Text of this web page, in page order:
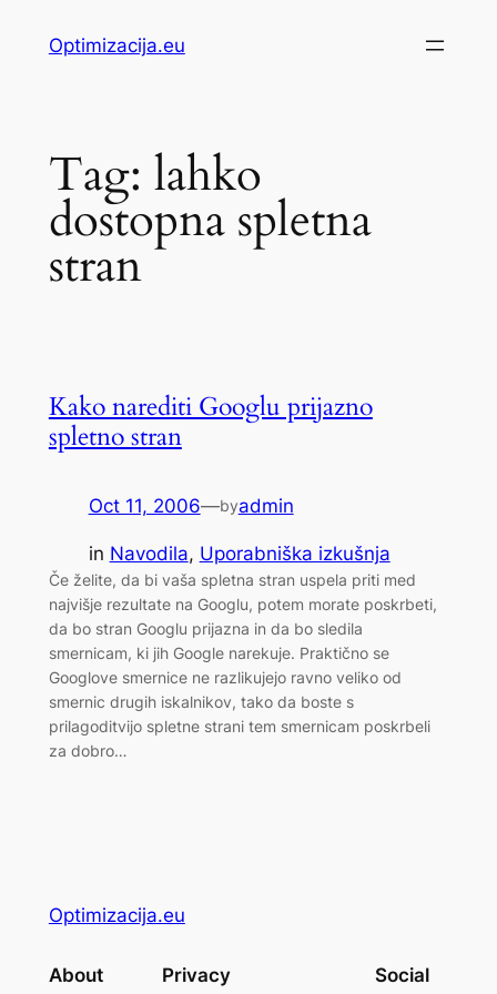
Optimizacija.eu
Tag: lahko
dostopna spletna
stran
Kako narediti Googlu prijazno
spletno stran
Oct 11, 2006—byadmin
in Navodila, Uporabniška izkušnja
Če želite, da bi vaša spletna stran uspela priti med
najvišje rezultate na Googlu, potem morate poskrbeti,
da bo stran Googlu prijazna in da bo sledila
smernicam, ki jih Google narekuje. Praktično se
Googlove smernice ne razlikujejo ravno veliko od
smernic drugih iskalnikov, tako da boste s
prilagoditvijo spletne strani tem smernicam poskrbeli
za dobro…
Optimizacija.eu
About Privacy Social